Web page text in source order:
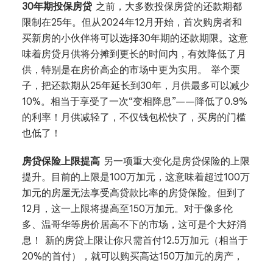
30年期投保房贷之前，大多数投保房贷的还款期都
限制在25年。但从2024年12月开始，首次购房者和
买新房的小伙伴将可以选择30年期的还款期限。这意
味着房贷月供将分摊到更长的时间内，有效降低了月
供，特别是在房价高企的市场中更为实用。 举个栗
子，把还款期从25年延长到30年，月供最多可以减少
10%。相当于享受了一次“变相降息”——降低了0.9%
的利率！月供减轻了，不仅钱包松快了，买房的门槛
也低了！
房贷保险上限提高另一项重大变化是房贷保险的上限
提升。目前的上限是100万加元，这意味着超过100万
加元的房屋无法享受高贷款比率的房贷保险。但到了
12月，这一上限将提高至150万加元。对于像多伦
多、温哥华等房价居高不下的市场，这可是个大好消
息！ 新的房贷上限让你只需首付12.5万加元（相当于
20%的首付），就可以购买高达150万加元的房产，